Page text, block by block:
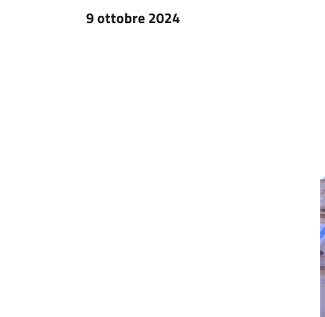
9 ottobre 2024